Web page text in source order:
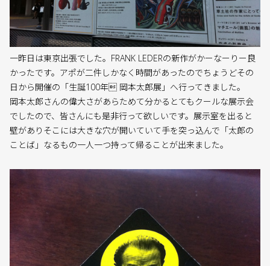
一昨日は東京出張でした。FRANK LEDERの新作がかーなーりー良
かったです。アポが二件しかなく時間があったのでちょうどその
日から開催の「生誕100年 岡本太郎展」へ行ってきました。
岡本太郎さんの偉大さがあらためて分かるとてもクールな展示会
でしたので、皆さんにも是非行って欲しいです。展示室を出ると
壁がありそこには大きな穴が開いていて手を突っ込んで「太郎の
ことば」なるもの一人一つ持って帰ることが出来ました。